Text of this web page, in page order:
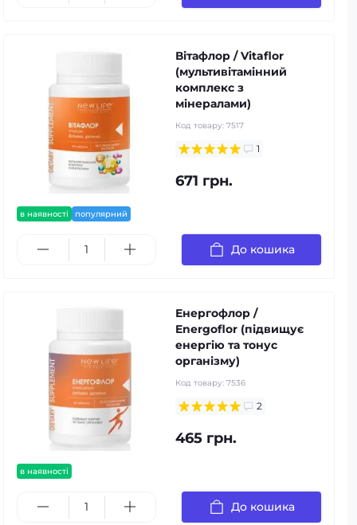
в наявності популярний
Вітафлор / Vitaflor
(мультивітамінний
комплекс з
мінералами)
Код товару: 7517
1
671 грн.
До кошика
в наявності
Енергофлор /
Energoflor (підвищує
енергію та тонус
організму)
Код товару: 7536
2
465 грн.
До кошика